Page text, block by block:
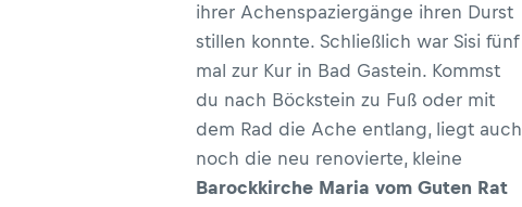
ihrer Achenspaziergänge ihren Durst
stillen konnte. Schließlich war Sisi fünf
mal zur Kur in Bad Gastein. Kommst
du nach Böckstein zu Fuß oder mit
dem Rad die Ache entlang, liegt auch
noch die neu renovierte, kleine
Barockkirche Maria vom Guten Rat